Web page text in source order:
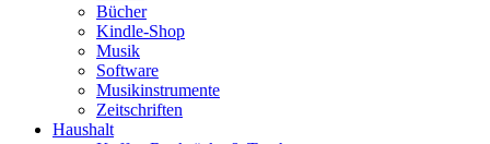
Bücher
Kindle-Shop
Musik
Software
Musikinstrumente
Zeitschriften
Haushalt